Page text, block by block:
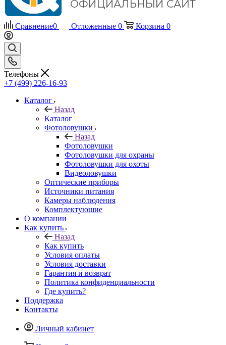
Сравнение0 Отложенные 0 Корзина 0
Телефоны
+7 (499) 226-16-93
Каталог
Назад
Каталог
Фотоловушки
Назад
Фотоловушки
Фотоловушки для охраны
Фотоловушки для охоты
Видеоловушки
Оптические приборы
Источники питания
Камеры наблюдения
Комплектующие
О компании
Как купить
Назад
Как купить
Условия оплаты
Условия доставки
Гарантия и возврат
Политика конфиденциальности
Где купить?
Поддержка
Контакты
Личный кабинет